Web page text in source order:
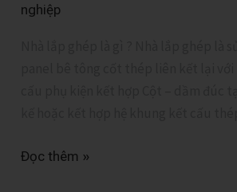
nghiệp
Tiền
Đọc thêm »